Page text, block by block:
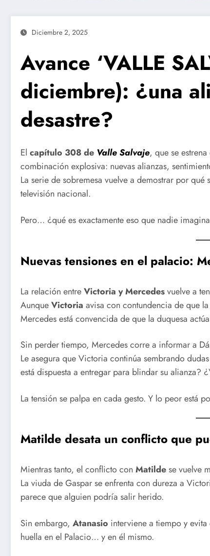
Diciembre 2, 2025
Avance ‘VALLE
diciembre): ¿una
desastre?
El capítulo 308 de Valle Salvaje, que se estrena
combinación explosiva: nuevas alianzas,
La serie de sobremesa vuelve a demostrar por
televisión nacional.
Pero… ¿qué es exactamente eso que nadie
Nuevas tensiones en el palacio:
La relación entreVictoria y Mercedesvuelve a
AunqueVictoria avisa con contundencia de que
Mercedes está convencida de que la duquesa
Sin perder tiempo, Mercedes corre a informar a
Le asegura que Victoria continúa sembrando
está dispuesta a entregar para blindar su alianza?
La tensión se palpa en cada gesto. Y lo peor está
Matilde desata un conflicto que
Mientras tanto, el conflicto con Matildese vuelve
La viuda de Gaspar se enfrenta con dureza a
parece que alguien podría salir herido.
Sin embargo, Atanasio interviene a tiempo y
huella en el Palacio… y en él mismo.